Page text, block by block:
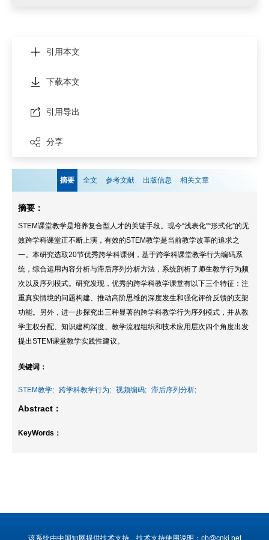
引用本文
下载本文
引用导出
分享
摘要 全文 参考文献 出版信息 相关文章
摘要：
STEM课堂教学是培养复合型人才的关键手段。现今“浅表化”“形式化”的无
效跨学科课堂正不断上演，有效的STEM教学是当前教学改革的追求之
一。本研究选取20节优秀跨学科课例，基于跨学科课堂教学行为编码系
统，综合运用内容分析与滞后序列分析方法，系统剖析了师生教学行为频
次以及序列模式。研究发现，优秀的跨学科教学课堂有以下三个特征：注
重真实情境的问题构建、推动高阶思维的深度发生和强化评价反馈的支架
功能。另外，进一步探究出三种显著的跨学科教学行为序列模式，并从教
学主权分配、知识建构深度、教学流程组织和技术应用层次四个角度出发
提出STEM课堂教学实践性建议。
关键词：
STEM教学; 跨学科教学行为; 视频编码; 滞后序列分析;
Abstract：
KeyWords：
该系统由中国知网提供技术支持。技术支持使用说明：cb@cnki.net